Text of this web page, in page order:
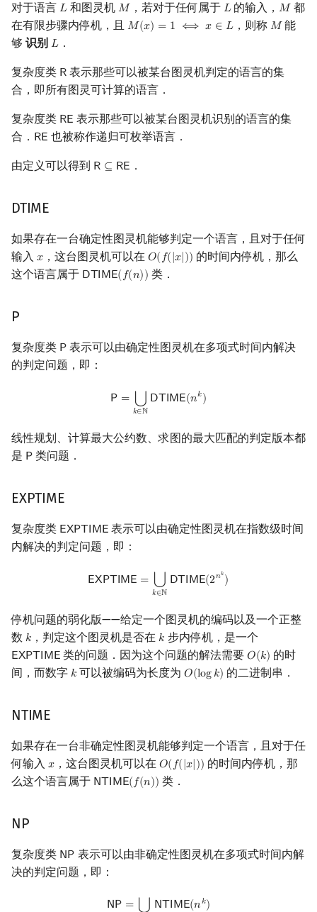
对于语言 𝐿
L和图灵机 𝑀
M ，若对于任何属于 𝐿
L的输入，𝑀
M 都
在有限步骤内停机，且 𝑀(𝑥) = 1 ⟺ 𝑥 ∈ 𝐿
M(x)= 1⟺ x∈L ，则称 𝑀
M 能
够 识别 𝐿
L．
复杂度类 𝖱
R 表示那些可以被某台图灵机判定的语言的集
合，即所有图灵可计算的语言．
复杂度类 𝖱𝖤
RE 表示那些可以被某台图灵机识别的语言的集
合． 𝖱𝖤
RE 也被称作递归可枚举语言．
由定义可以得到 𝖱 ⊆ 𝖱𝖤
R ⊆RE ．
DTIME
如果存在一台确定性图灵机能够判定一个语言，且对于任何
输入 𝑥
x ，这台图灵机可以在𝑂(𝑓(|𝑥|))
O(f(|x|) )
的时间内停机，那么
这个语言属于 𝖣 𝖳𝖨𝖬𝖤(𝑓(𝑛))
DTIME(f(n)) 类．
P
复杂度类 𝖯
P 表示可以由确定性图灵机在多项式时间内解决
的判定问题，即：
𝖯 = ⋃
𝑘∈ℕ
𝖣 𝖳 𝖨𝖬𝖤(𝑛𝑘)
P =⋃ k ∈ NDTIME(nk)
线性规划、计算最大公约数、求图的最大匹配的判定版本都
是 𝖯
P 类问题．
EXPTIME
复杂度类 𝖤𝖷𝖯𝖳 𝖨𝖬𝖤
EXPTIME
表示可以由确定性图灵机在指数级时间
内解决的判定问题，即：
𝖤𝖷𝖯𝖳 𝖨𝖬𝖤 = ⋃
𝑘∈ℕ
𝖣𝖳 𝖨𝖬𝖤(2𝑛𝑘)
EXPTIME= ⋃k ∈ NDTIME(2nk)
停机问题的弱化版——给定一个图灵机的编码以及一个正整
数 𝑘
k ，判定这个图灵机是否在 𝑘
k 步内停机，是一个
𝖤𝖷𝖯𝖳 𝖨𝖬𝖤
EXPTIME 类的问题．因为这个问题的解法需要𝑂(𝑘)
O(k) 的时
间，而数字 𝑘
k 可以被编码为长度为𝑂(log𝑘)
O(logk) 的二进制串．
NTIME
如果存在一台非确定性图灵机能够判定一个语言，且对于任
何输入 𝑥
x ，这台图灵机可以在𝑂(𝑓(|𝑥|))
O(f(| x|) )
的时间内停机，那
么这个语言属于 𝖭 𝖳 𝖨𝖬𝖤(𝑓(𝑛))
NTIME(f(n)) 类．
NP
复杂度类 𝖭𝖯
NP 表示可以由非确定性图灵机在多项式时间内解
决的判定问题，即：
𝖭𝖯 = ⋃ 𝖭 𝖳 𝖨𝖬𝖤(𝑛𝑘)
NP=⋃ k ∈ NNTIME(nk)